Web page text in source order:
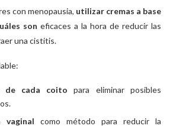
con menopausia, utilizar cremas a base
son eficaces a la hora de reducir las
una cistitis.
de cada coito para eliminar posibles
vaginal como método para reducir la